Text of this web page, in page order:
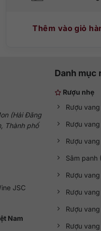
Thêm vào giỏ
(Hải Đăng
Thành phố
JSC
Nam
Danh mục
Rượu nhẹ
Rượu vang
Rượu
Rượu
Sâm panh
Rượu
Rượu
Rượu
Rượu